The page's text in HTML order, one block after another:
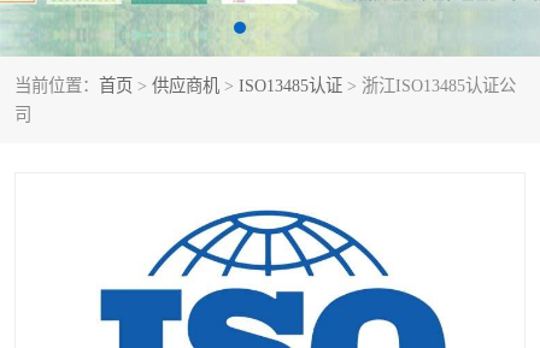
当前位置： 首页 > 供应商机 > ISO13485认证 > 浙江ISO13485认证公
司
OHSAS18001认证
45001认证